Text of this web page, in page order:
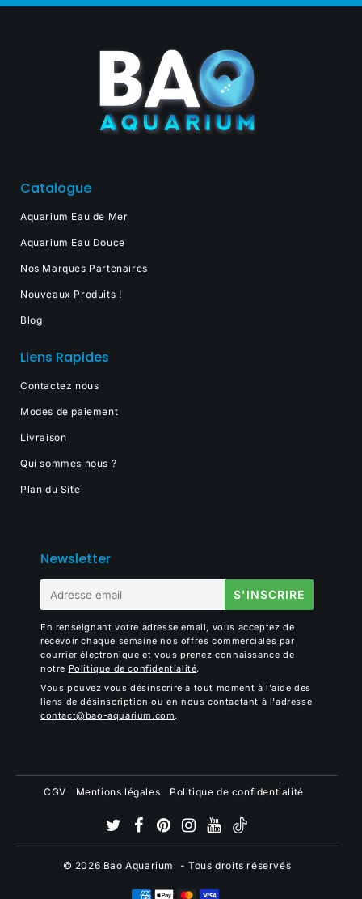
Catalogue
Aquarium Eau de Mer
Aquarium Eau Douce
Nos Marques Partenaires
Nouveaux Produits !
Blog
Liens Rapides
Contactez nous
Modes de paiement
Livraison
Qui sommes nous ?
Plan du Site
Newsletter
mail
S'INSCRIRE
En renseignant votre adresse email, vous acceptez de
recevoir chaque semaine nos offres commerciales par
courrier électronique et vous prenez connaissance de
notre Politique de confidentialité.
Vous pouvez vous désinscrire à tout moment à l'aide des
liens de désinscription ou en nous contactant à l'adresse
contact@bao-aquarium.com.
CGV Mentions légales Politique de confidentialité
© 2026 Bao Aquarium - Tous droits réservés